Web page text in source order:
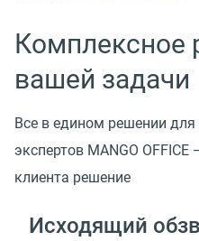
Комплексное
вашей задачи
Все в едином решении
экспертов MANGO
клиента решение
Исходящий